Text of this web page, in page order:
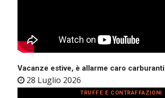
Vacanze estive, è allarme caro carburanti
28 Luglio 2026
TRUFFE E CONTRAFFAZIONI